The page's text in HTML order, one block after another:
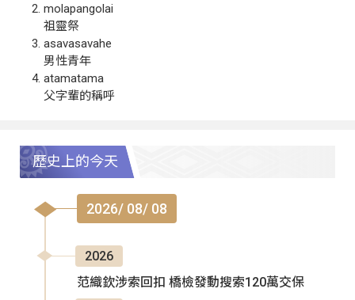
molapangolai
祖靈祭
asavasavahe
男性青年
atamatama
父字輩的稱呼
歷史上的今天
2026/ 08/ 08
2026
范織欽涉索回扣 橋檢發動搜索120萬交保